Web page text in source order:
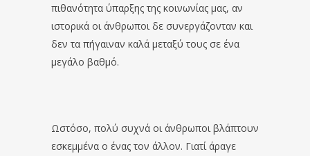
πιθανότητα ύπαρξης της κοινωνίας μας, αν
ιστορικά οι άνθρωποι δε συνεργάζονταν και
δεν τα πήγαιναν καλά μεταξύ τους σε ένα
μεγάλο βαθμό.
Ωστόσο, πολύ συχνά οι άνθρωποι βλάπτουν
εσκεμμένα ο ένας τον άλλον. Γιατί άραγε